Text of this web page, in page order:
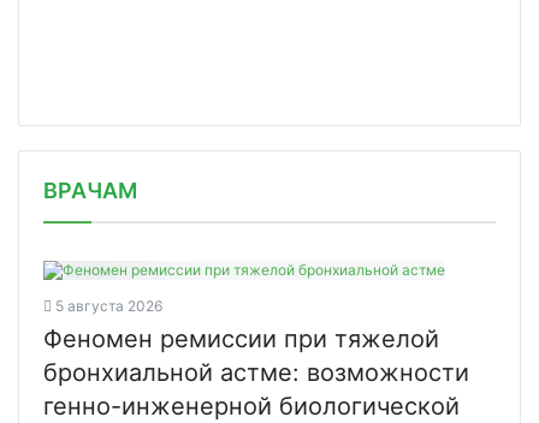
ВРАЧАМ
5 августа 2026
Феномен ремиссии при тяжелой
бронхиальной астме: возможности
генно-инженерной биологической